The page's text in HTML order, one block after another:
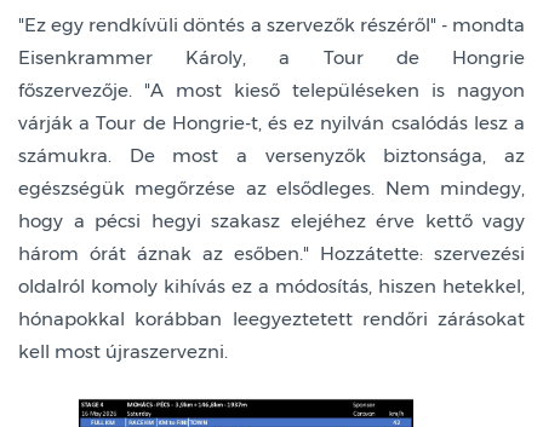
"Ez egy rendkívüli döntés a szervezők részéről" - mondta
Eisenkrammer Károly, a Tour de Hongrie
főszervezője. "A most kieső településeken is nagyon
várják a Tour de Hongrie-t, és ez nyilván csalódás lesz a
számukra. De most a versenyzők biztonsága, az
egészségük megőrzése az elsődleges. Nem mindegy,
hogy a pécsi hegyi szakasz elejéhez érve kettő vagy
három órát áznak az esőben." Hozzátette: szervezési
oldalról komoly kihívás ez a módosítás, hiszen hetekkel,
hónapokkal korábban leegyeztetett rendőri zárásokat
kell most újraszervezni.